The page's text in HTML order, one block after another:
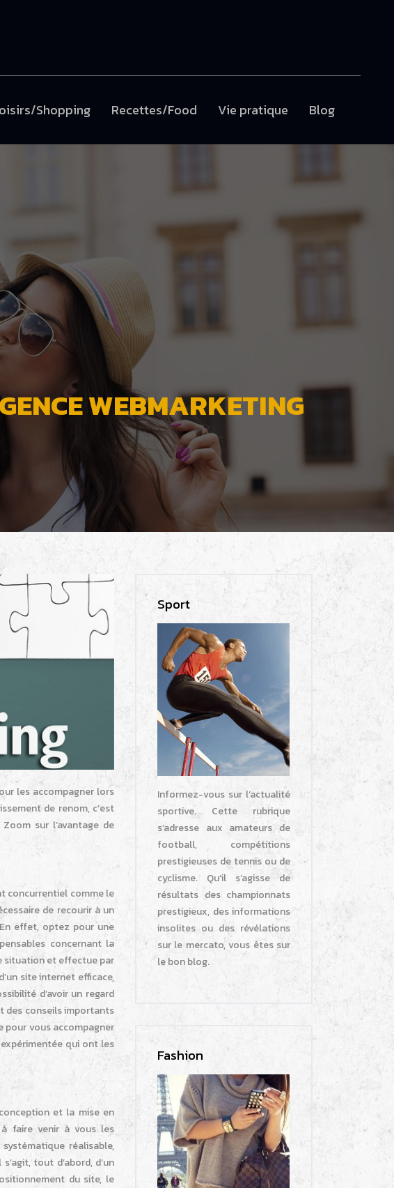
Shopping Recettes/Food Vie pratique Blog
WEBMARKETING
les accompagner lors
de renom, c’est
sur l’avantage de
concurrentiel comme le
de recourir à un
effet, optez pour une
concernant la
situation et effectue par
site internet efficace,
d’avoir un regard
des conseils importants
pour vous accompagner
qui ont les
et la mise en
faire venir à vous les
réalisable,
tout d’abord, d’un
du site, le
Sport
Informez-vous sur l’actualité
sportive. Cette rubrique
s’adresse aux amateurs de
football, compétitions
prestigieuses de tennis ou de
cyclisme. Qu’il s’agisse de
résultats des championnats
prestigieux, des informations
insolites ou des révélations
sur le mercato, vous êtes sur
le bon blog.
Fashion